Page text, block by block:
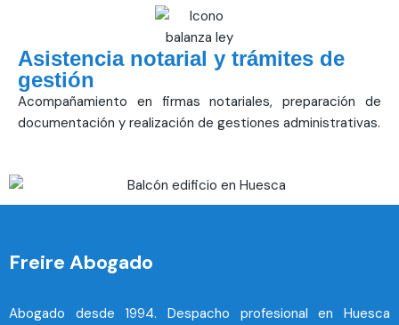
Asistencia notarial y trámites de
gestión
Acompañamiento en firmas notariales, preparación de
documentación y realización de gestiones administrativas.
Freire Abogado
Abogado desde 1994. Despacho profesional en Huesca